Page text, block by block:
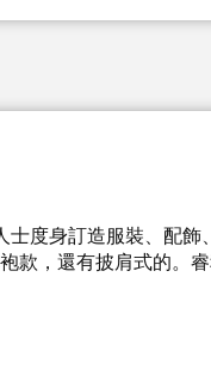
士度身訂造服裝、配飾
款，還有披肩式的。